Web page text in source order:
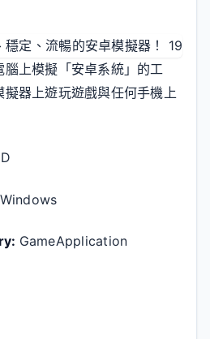
上模擬「安卓系統」的工
器上遊玩遊戲與任何手機上
Windows
GameApplication